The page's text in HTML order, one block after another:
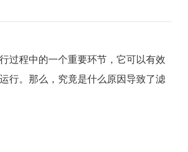
过程中的一个重要环节，它可以有效
行。那么，究竟是什么原因导致了滤